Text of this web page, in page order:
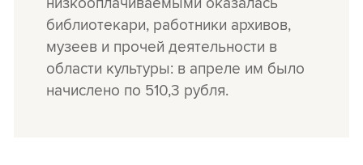
библиотекари, работники архивов,
музеев и прочей деятельности в
области культуры: в апреле им было
начислено по 510,3 рубля.